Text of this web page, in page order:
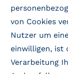
von Cookies
Nutzer um
einwilligen, ist
Verarbeitung